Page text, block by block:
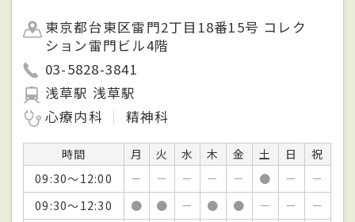
東京都台東区雷門2丁目18番15号 コレク
ション雷門ビル4階
03-5828-3841
浅草駅 浅草駅
心療内科
精神科
時間 月 火 水 木 金 土 日
祝
09:30～12:00
－ － － － － ● －
－
09:30～12:30
● ● － ● ● － －
－